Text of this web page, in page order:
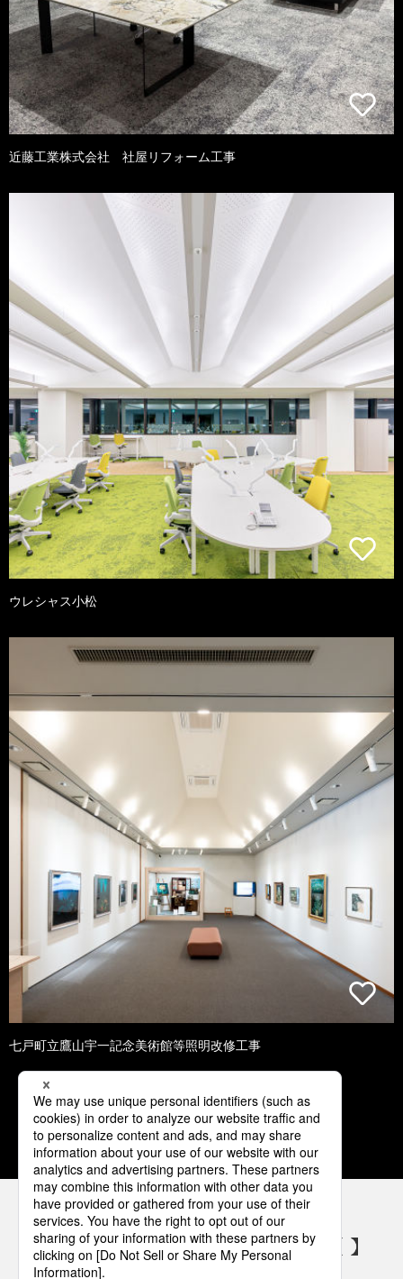
近藤工業株式会社 社屋リフォーム工事
ウレシャス小松
七戸町立鷹山宇一記念美術館等照明改修工事
1 2 3 4 5
パナソニックの電気設備 SNSアカウント